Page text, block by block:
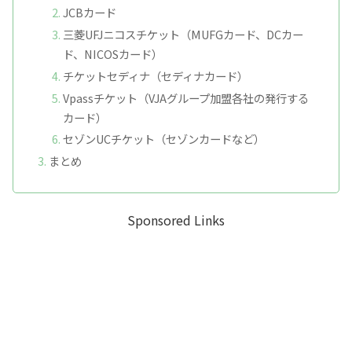
JCBカード
三菱UFJニコスチケット（MUFGカード、DCカー
ド、NICOSカード）
チケットセディナ（セディナカード）
Vpassチケット（VJAグループ加盟各社の発行する
カード）
セゾンUCチケット（セゾンカードなど）
まとめ
Sponsored Links